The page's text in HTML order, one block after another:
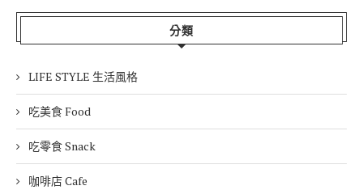
分類
LIFE STYLE 生活風格
吃美食 Food
吃零食 Snack
咖啡店 Cafe